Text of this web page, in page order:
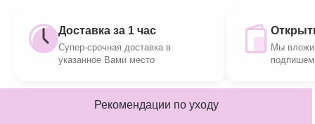
Доставка за 1 час
Супер-срочная доставка в
указанное Вами место
Мы
Рекомендации по уходу